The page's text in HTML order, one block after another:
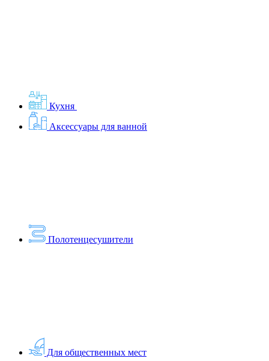
Кухня
Аксессуары для ванной
Полотенцесушители
Для общественных мест